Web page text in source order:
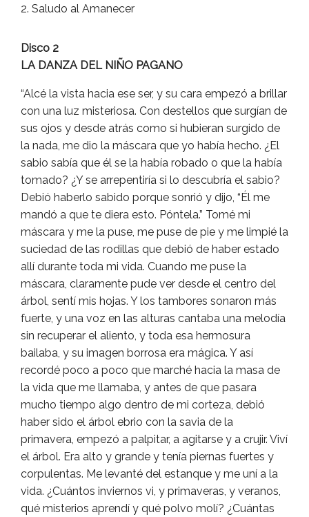
Saludo al Amanecer
Disco 2
LA DANZA DEL NIÑO PAGANO
“Alcé la vista hacia ese ser, y su cara empezó a brillar
con una luz misteriosa. Con destellos que surgían de
sus ojos y desde atrás como si hubieran surgido de
la nada, me dio la máscara que yo había hecho. ¿El
sabio sabía que él se la había robado o que la había
tomado? ¿Y se arrepentiría si lo descubría el sabio?
Debió haberlo sabido porque sonrió y dijo, “Él me
mandó a que te diera esto. Póntela.” Tomé mi
máscara y me la puse, me puse de pie y me limpié la
suciedad de las rodillas que debió de haber estado
allí durante toda mi vida. Cuando me puse la
máscara, claramente pude ver desde el centro del
árbol, sentí mis hojas. Y los tambores sonaron más
fuerte, y una voz en las alturas cantaba una melodía
sin recuperar el aliento, y toda esa hermosura
bailaba, y su imagen borrosa era mágica. Y así
recordé poco a poco que marché hacia la masa de
la vida que me llamaba, y antes de que pasara
mucho tiempo algo dentro de mi corteza, debió
haber sido el árbol ebrio con la savia de la
primavera, empezó a palpitar, a agitarse y a crujir. Viví
el árbol. Era alto y grande y tenía piernas fuertes y
corpulentas. Me levanté del estanque y me uní a la
vida. ¿Cuántos inviernos vi, y primaveras, y veranos,
qué misterios aprendí y qué polvo molí? ¿Cuántas